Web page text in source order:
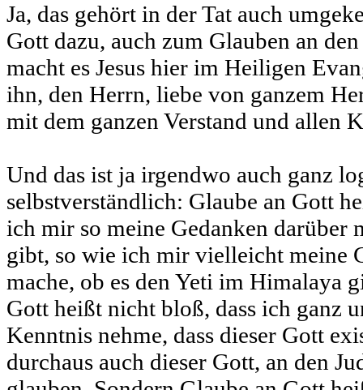
Ja, das gehört in der Tat auch
Gott dazu, auch zum Glauben an
macht es Jesus hier im Heiligen
ihn, den Herrn, liebe von ganzem
mit dem ganzen Verstand und allen
Und das ist ja irgendwo auch ganz
selbstverständlich: Glaube an Gott
ich mir so meine Gedanken darüber
gibt, so wie ich mir vielleicht meine
mache, ob es den Yeti im Himalaya
Gott heißt nicht bloß, dass ich ganz
Kenntnis nehme, dass dieser Gott
durchaus auch dieser Gott, an den